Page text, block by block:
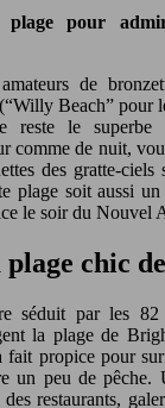
pour
de
Beach” pour
reste le superbe
comme de nuit,
des gratte-ciels
plage soit aussi
le soir du Nouvel
chic
séduit par les 82
la plage de
propice pour
un peu de pêche.
restaurants,